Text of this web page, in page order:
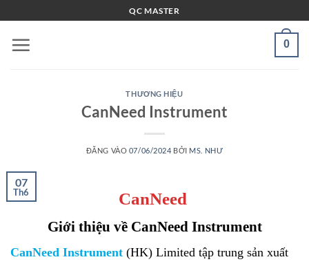
qua
nội
QC MASTER
0
THƯƠNG HIỆU
CanNeed Instrument
ĐĂNG VÀO 07/06/2024 BỞI MS. NHƯ
07
Th6 CanNeed
Giới thiệu về CanNeed Instrument
CanNeed Instrument (HK) Limited tập trung sản xuất